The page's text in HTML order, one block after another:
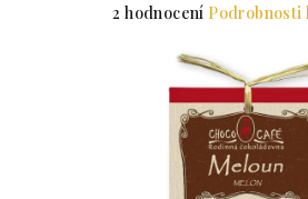
Průměrné hodnocení
2 hodnocení Podrobnosti